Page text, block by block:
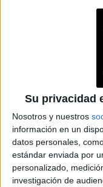
Su privacidad
Nosotros y nuestros
información en un
datos personales,
estándar enviada por
personalizado,
investigación de
Look
Luz Mía
© Perfil.com 2006-
Registro de